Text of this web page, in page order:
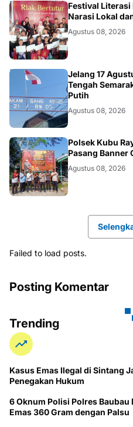
DAERAH
Festival
Narasi Lokal
Agustus 08, 2026
Jelang 17
Tengah
Putih
Agustus 08, 2026
KALBAR
Polsek Kubu
Pasang Banner
Agustus 08, 2026
Failed to load posts.
Posting Komentar
Trending
Kasus Emas Ilegal di Sintang
Penegakan Hukum
6 Oknum Polisi Polres Baubau
Emas 360 Gram dengan Palsu